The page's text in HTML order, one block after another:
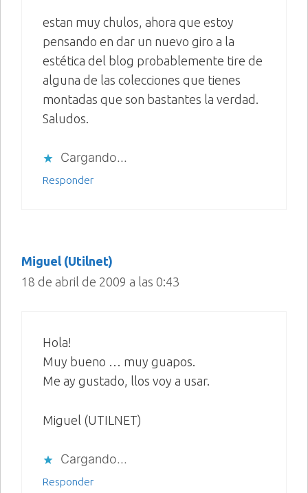
estan muy chulos, ahora que estoy
pensando en dar un nuevo giro a la
estética del blog probablemente tire de
alguna de las colecciones que tienes
montadas que son bastantes la verdad.
Saludos.
Cargando...
Responder
Miguel (Utilnet)
18 de abril de 2009 a las 0:43
Hola!
Muy bueno … muy guapos.
Me ay gustado, llos voy a usar.
Miguel (UTILNET)
Cargando...
Responder